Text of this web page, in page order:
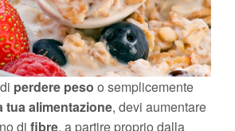
Viaggi & Vacanze
perdere peso o semplicemente
tua alimentazione, devi aumentare
di fibre, a partire proprio dalla